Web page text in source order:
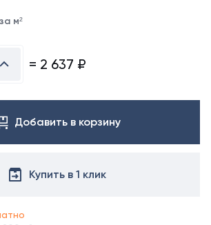
за м²
= 2 637 ₽
Добавить в корзину
Купить в 1 клик